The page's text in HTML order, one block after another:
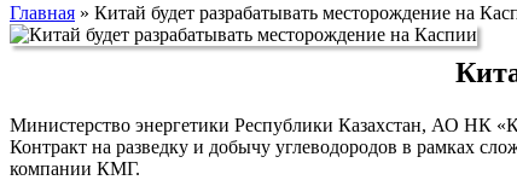
Главная » Китай будет разрабатывать месторождение на
Министерство энергетики Республики Казахстан, АО НК
Контракт на разведку и добычу углеводородов в рамках
компании КМГ.